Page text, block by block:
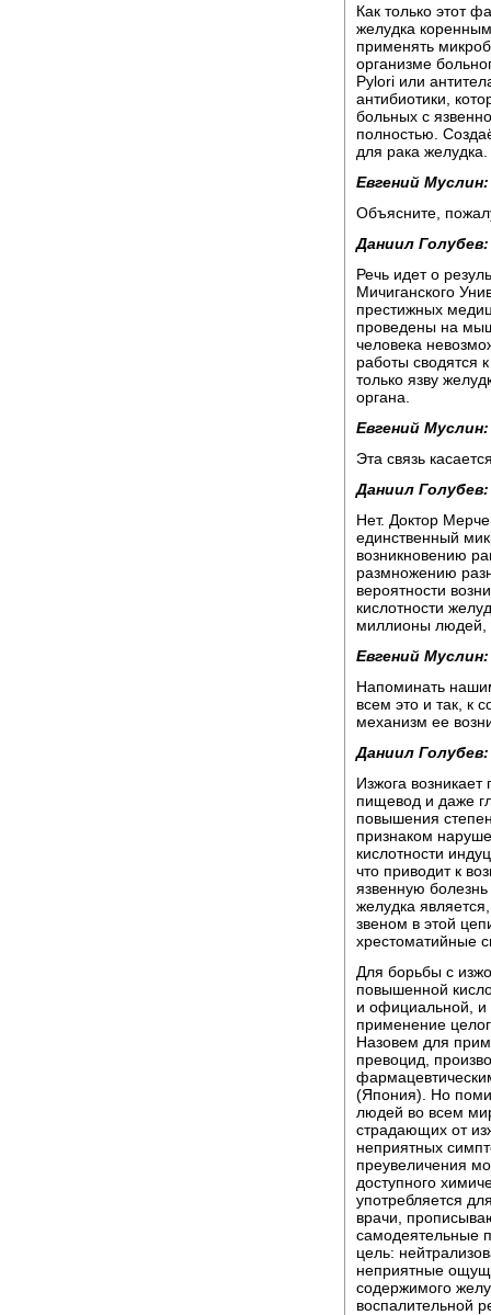
Как только этот
желудка
применять
организме
Pylori или
антибиотики,
больных с
полностью.
для рака желудка.
Евгений Муслин:
Объясните,
Даниил Голубев:
Речь идет о
Мичиганского
престижных
проведены на
человека
работы сводятся
только язву
органа.
Евгений Муслин:
Эта связь
Даниил Голубев:
Нет. Доктор
единственный
возникновению
размножению
вероятности
кислотности
миллионы людей,
Евгений Муслин:
Напоминать
всем это и так, к
механизм ее
Даниил Голубев:
Изжога
пищевод и даже
повышения
признаком
кислотности
что приводит к
язвенную
желудка
звеном в этой
хрестоматийные
Для борьбы с
повышенной
и официальной, и
применение
Назовем для
превоцид,
(Япония). Но
людей во всем
страдающих от
неприятных
преувеличения
доступного
употребляется
врачи,
самодеятельные
цель:
неприятные
содержимого
воспалительной